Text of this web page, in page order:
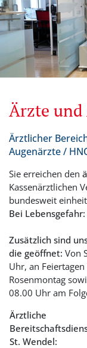
Ärzte und
Ärztlicher
Augenärzte /
Sie erreichen den
Kassenärztlichen
bundesweit
Bei
Zusätzlich sind
die geöffnet: Von
Uhr, an
Rosenmontag
08.00 Uhr am
Ärztliche
St. Wendel: